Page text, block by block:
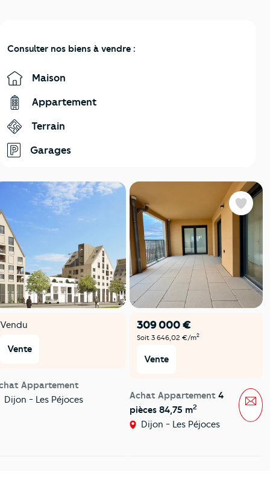
Consulter nos biens à vendre :
Maison
Appartement
Terrain
Garages
Vendu
Vente
Appartement
Dijon - Les Péjoces
309 000 €
Soit 3 646,02 €/m2
Vente
Achat Appartement 4
pièces 84,75 m2
Dijon - Les Péjoces
Favoris